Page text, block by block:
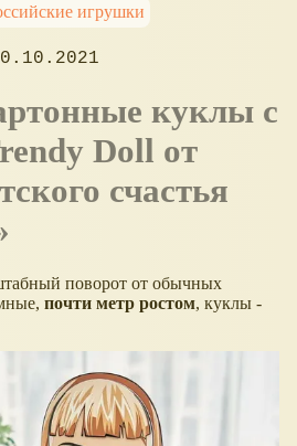
игрушки
Doll от
счастья
поворот от обычных
почти метр ростом, куклы -